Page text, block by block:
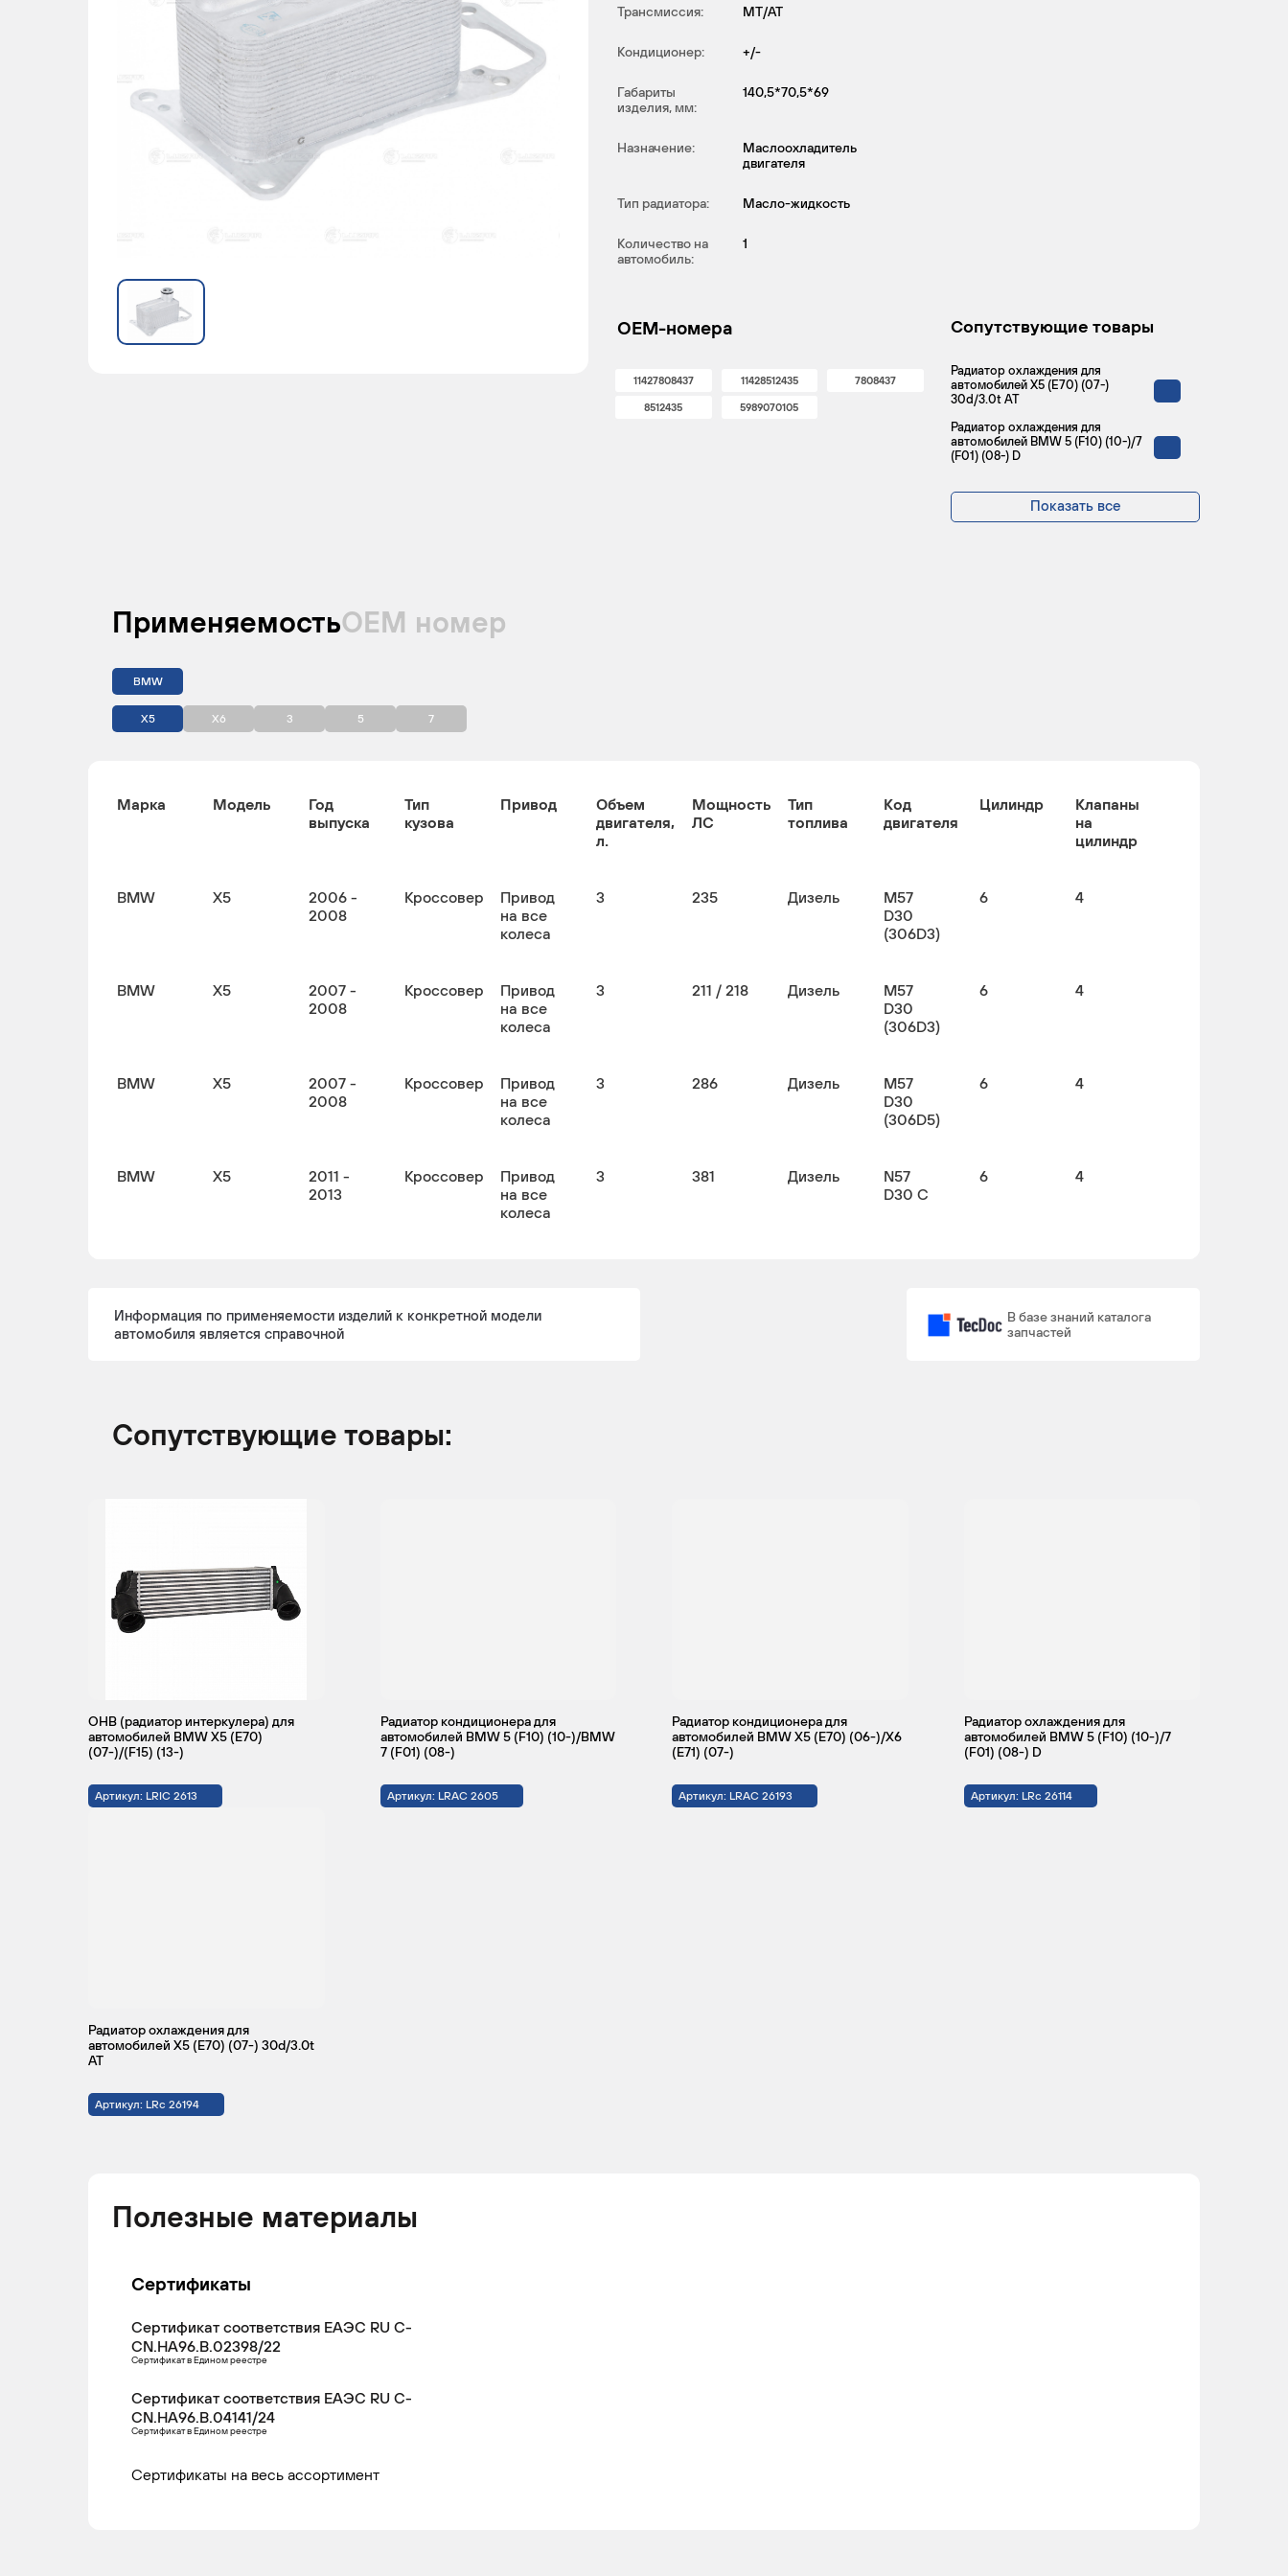
Трансмиссия: MT/AT
Кондиционер: +/-
Габариты
изделия, мм:
140,5*70,5*69
Назначение:
Маслоохладитель
двигателя
Тип радиатора: Масло-жидкость
Количество на
автомобиль:
1
OEM-номера
11427808437 11428512435 7808437
8512435 5989070105
Сопутствующие товары
Радиатор охлаждения для
автомобилей X5 (E70) (07-)
30d/3.0t AT
Радиатор охлаждения для
автомобилей BMW 5 (F10) (10-)/7
(F01) (08-) D
Показать все
ПрименяемостьОЕМ номер
BMW
X5 X6 3 5 7
Марка Модель
Год
выпуска
Тип
кузова
Привод
Объем
двигателя,
л.
Мощность
ЛС
Тип
топлива
Код
двигателя
Цилиндр
Клапаны
на
цилиндр
BMW X5
2006 -
2008
Кроссовер
Привод
на все
колеса
3 235 Дизель
M57
D30
(306D3)
6 4
BMW X5
2007 -
2008
Кроссовер
Привод
на все
колеса
3 211 / 218 Дизель
M57
D30
(306D3)
6 4
BMW X5
2007 -
2008
Кроссовер
Привод
на все
колеса
3 286 Дизель
M57
D30
(306D5)
6 4
BMW X5
2011 -
2013
Кроссовер
Привод
на все
колеса
3 381 Дизель
N57
D30 C
6 4
D30 A /
BMW X5
Информация по применяемости изделий к конкретной модели
автомобиля является справочной
В базе знаний каталога
запчастей
Сопутствующие товары:
ОНВ (радиатор интеркулера) для
автомобилей BMW X5 (E70)
(07-)/(F15) (13-)
Артикул: LRIC 2613
Радиатор кондиционера для
автомобилей BMW 5 (F10) (10-)/BMW
7 (F01) (08-)
Артикул: LRAC 2605
Радиатор кондиционера для
автомобилей BMW X5 (E70) (06-)/X6
(E71) (07-)
Артикул: LRAC 26193
Радиатор охлаждения для
автомобилей BMW 5 (F10) (10-)/7
(F01) (08-) D
Артикул: LRc 26114
Радиатор охлаждения для
автомобилей X5 (E70) (07-) 30d/3.0t
AT
Артикул: LRc 26194
Полезные материалы
Сертификаты
Сертификат соответствия ЕАЭС RU С-
CN.НА96.В.02398/22
Сертификат в Едином реестре
Сертификат соответствия ЕАЭС RU С-
CN.НА96.В.04141/24
Сертификат в Едином реестре
Сертификаты на весь ассортимент